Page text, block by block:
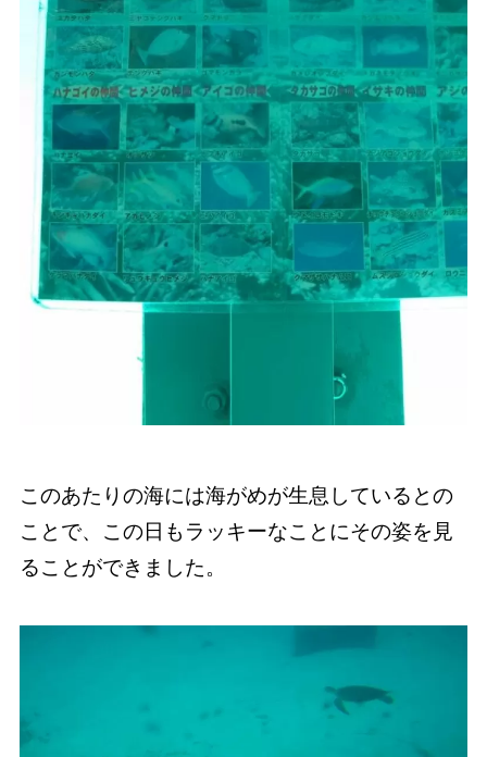
このあたりの海には海がめが生息しているとの
ことで、この日もラッキーなことにその姿を見
ることができました。